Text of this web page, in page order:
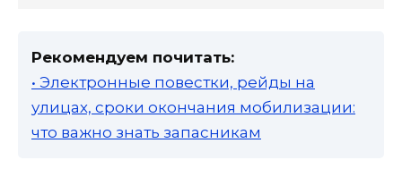
Рекомендуем почитать:
• Электронные повестки, рейды на
улицах, сроки окончания мобилизации:
что важно знать запасникам